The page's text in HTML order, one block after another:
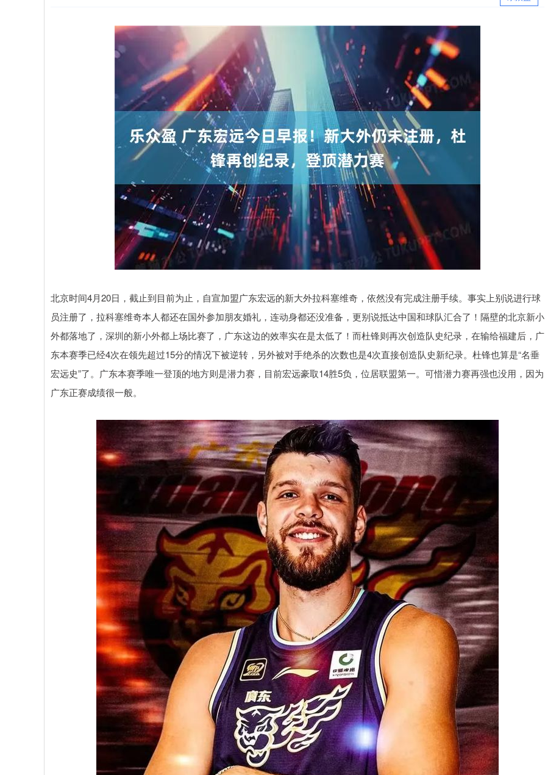
北京时间4月20日，截止到目前为止，自宣加盟广东宏远的新大外拉科塞维奇，依然没有完成注册手续。事实上别说进行球
员注册了，拉科塞维奇本人都还在国外参加朋友婚礼，连动身都还没准备，更别说抵达中国和球队汇合了！隔壁的北京新小
外都落地了，深圳的新小外都上场比赛了，广东这边的效率实在是太低了！而杜锋则再次创造队史纪录，在输给福建后，广
东本赛季已经4次在领先超过15分的情况下被逆转，另外被对手绝杀的次数也是4次直接创造队史新纪录。杜锋也算是“名垂
宏远史”了。广东本赛季唯一登顶的地方则是潜力赛，目前宏远豪取14胜5负，位居联盟第一。可惜潜力赛再强也没用，因为
广东正赛成绩很一般。